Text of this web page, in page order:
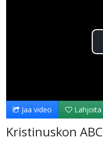
Jaa video Lahjoita
Kristinuskon ABC